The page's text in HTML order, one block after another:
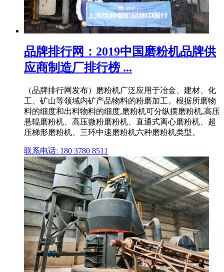
品牌排行网：2019中国磨粉机品牌供
应商制造厂排行榜 ...
（品牌排行网发布）磨粉机广泛应用于冶金、建材、化
工、矿山等领域内矿产品物料的粉磨加工。根据所磨物
料的细度和出料物料的细度,磨粉机可分纵摆磨粉机,高压
悬辊磨粉机、高压微粉磨粉机、直通式离心磨粉机、超
压梯形磨粉机、三环中速磨粉机六种磨粉机类型。
联系电话: 180 3780 8511